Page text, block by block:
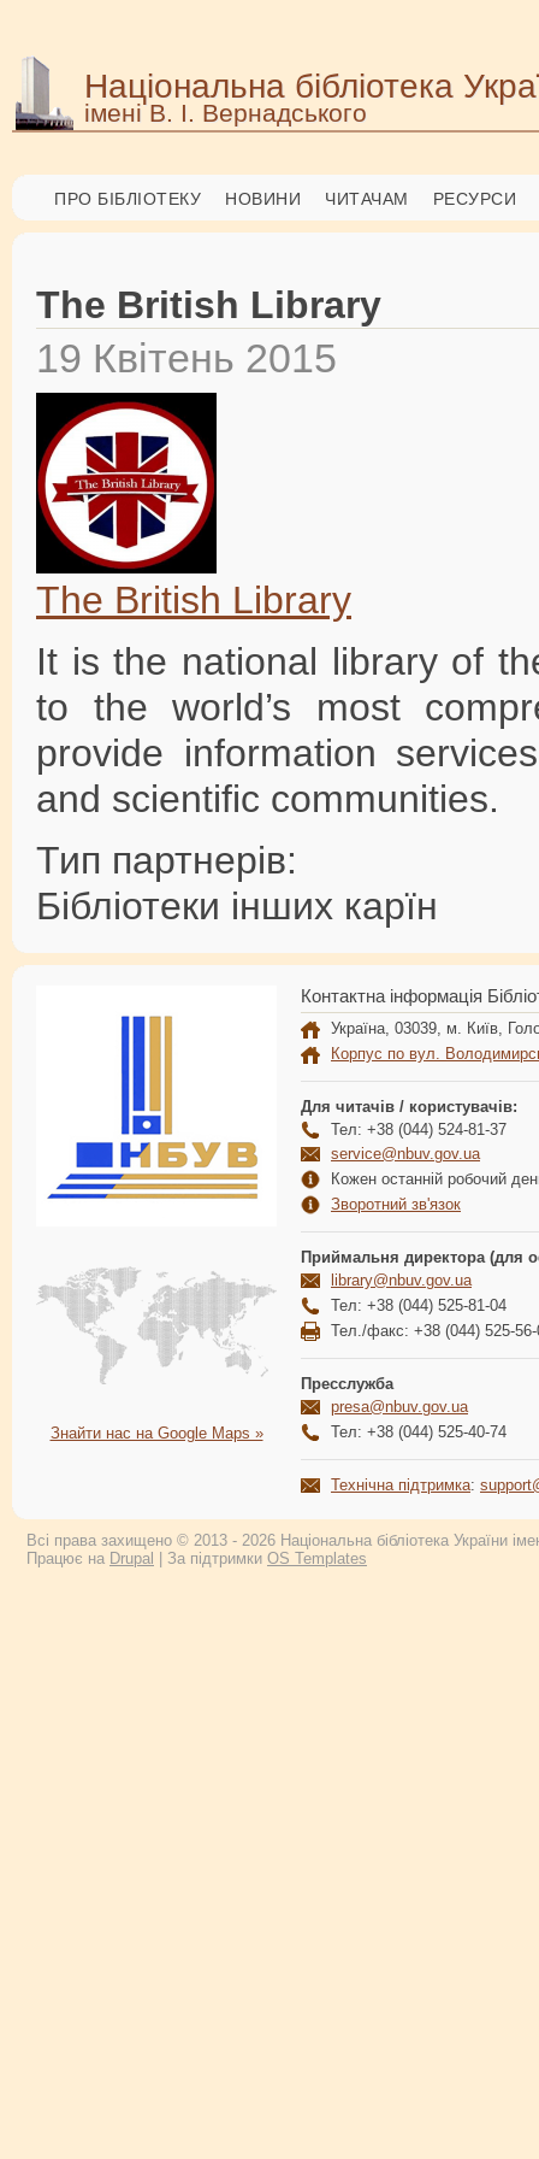
Національна бібліотека
імені В. І. Вернадського
ПРО БІБЛІОТЕКУ НОВИНИ ЧИТАЧАМ РЕСУРСИ
The British Library
19 Квітень 2015
The British Library
It is the national library of
to the world’s most
provide information
and scientific communities.
Тип партнерів:
Бібліотеки інших карїн
Знайти нас на Google Maps »
Контактна інформація
Україна, 03039, м. Київ,
Корпус по вул.
Для читачів / користувачів:
Тел: +38 (044) 524-81-37
service@nbuv.gov.ua
Кожен останній робочий
Зворотний зв'язок
Приймальня директора (для
library@nbuv.gov.ua
Тел: +38 (044) 525-81-04
Тел./факс: +38 (044) 525-56-
Пресслужба
presa@nbuv.gov.ua
Тел: +38 (044) 525-40-74
Технічна підтримка:
Всі права захищено © 2013 - 2026 Національна бібліотека України
Працює на Drupal | За підтримки OS Templates